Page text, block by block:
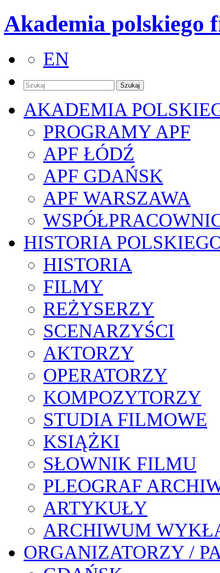
Akademia polskiego
EN
AKADEMIA
PROGRAMY APF
APF ŁÓDŹ
APF GDAŃSK
APF WARSZAWA
HISTORIA
HISTORIA
FILMY
REŻYSERZY
SCENARZYŚCI
AKTORZY
OPERATORZY
KOMPOZYTORZY
STUDIA FILMOWE
KSIĄŻKI
SŁOWNIK FILMU
PLEOGRAF
ARTYKUŁY
ARCHIWUM
ORGANIZATORZY /